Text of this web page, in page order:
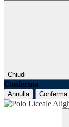
Chiudi
Conferma
Annulla Conferma